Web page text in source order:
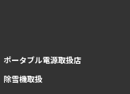
ポータブル電源取扱店
除雪機取扱